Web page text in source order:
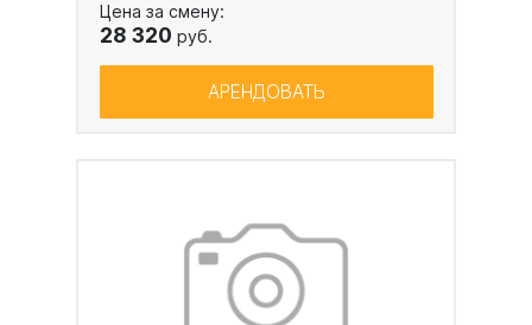
Цена за смену:
28 320 руб.
АРЕНДОВАТЬ